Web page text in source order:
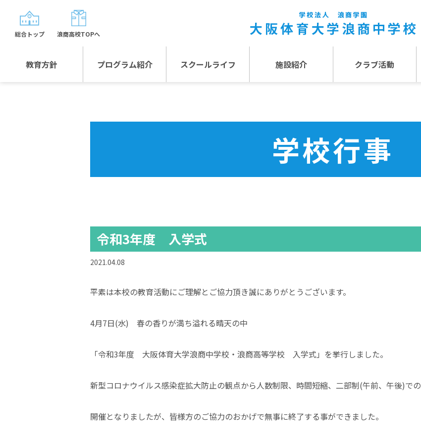
教育方針 プログラム紹介 スクールライフ 施設紹介 クラブ活動
総合トップ 浪商高校TOPへ
学校行事
令和3年度 入学式
2021.04.08
平素は本校の教育活動にご理解とご協力頂き誠にありがとうございます。
4月7日(水) 春の香りが満ち溢れる晴天の中
「令和3年度 大阪体育大学浪商中学校・浪商高等学校 入学式」を挙行しました。
新型コロナウイルス感染症拡大防止の観点から人数制限、時間短縮、二部制(午前、午後)での
開催となりましたが、皆様方のご協力のおかげで無事に終了する事ができました。